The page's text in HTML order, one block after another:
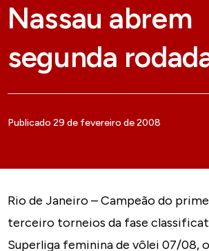
Nassau abrem
segunda
Publicado 29 de fevereiro de 2008
Rio de Janeiro – Campeão do
terceiro torneios da fase
Superliga feminina de vôlei 07/08,